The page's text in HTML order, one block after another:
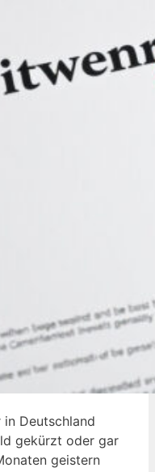
Deutschland
gekürzt oder gar
geistern